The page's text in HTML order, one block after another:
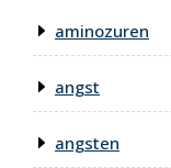
aminozuren
angst
angsten